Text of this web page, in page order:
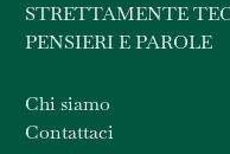
STRETTAMENTE
PENSIERI E PAROLE
Chi siamo
Contattaci